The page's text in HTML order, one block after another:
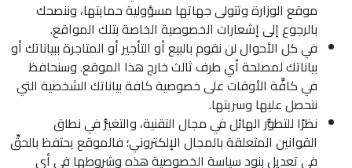
موقع الوزارة وتتولى جهاتها مسؤولية حمايتها، وننصحك
بالرجوع إلى إشعارات الخصوصية الخاصة بتلك المواقع.
في كل الأحوال لن نقوم بالبيع أو التأجير أو المتاجرة ببياناتك أو
بياناتك لمصلحة أي طرف ثالث خارج هذا الموقع. وسنحافظ
في كافَّة الأوقات على خصوصية كافة بياناتك الشخصية التي
نتحصل عليها وسريتها.
نظرًا للتطوُّر الهائل في مجال التقنية، والتغيُّر في نطاق
القوانين المتعلقة بالمجال الإلكتروني؛ فالموقع يحتفظ بالحقِّ
في تعديل بنود سياسة الخصوصية هذه وشروطها في أي